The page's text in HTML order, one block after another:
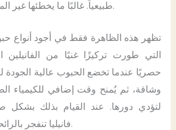
طبيعياً. غالبًا ما يخطئها غير المدربين على أنها عفن.
تظهر هذه الظاهرة فقط في أجود أنواع حبوب
التي طورت تركيزًا غنيًا من الفانيلين
حصريًا عندما تخضع الحبوب عالية الجودة
وشاقة، ثم يُمنح وقت إضافي للكيمياء
لتؤدي دورها. عند القيام بذلك بشكل
فانيليا تنفجر بالرائحة والنكهة والفانيلين.